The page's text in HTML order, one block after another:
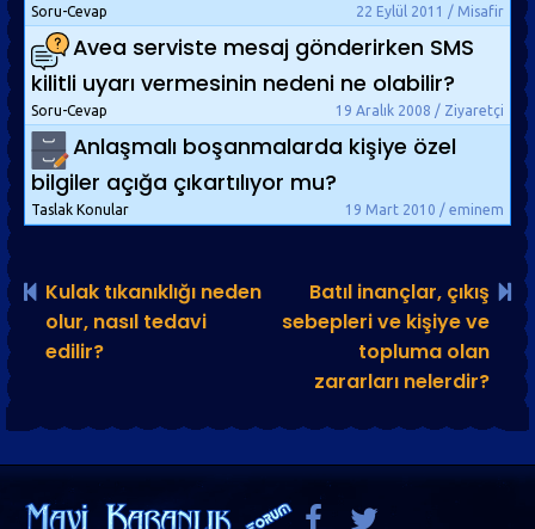
22 Eylül 2011 / Misafir
Soru-Cevap
Avea serviste mesaj gönderirken SMS
kilitli uyarı vermesinin nedeni ne olabilir?
19 Aralık 2008 / Ziyaretçi
Soru-Cevap
Anlaşmalı boşanmalarda kişiye özel
bilgiler açığa çıkartılıyor mu?
19 Mart 2010 / eminem
Taslak Konular
Kulak tıkanıklığı neden
olur, nasıl tedavi
edilir?
Batıl inançlar, çıkış
sebepleri ve kişiye ve
topluma olan
zararları nelerdir?